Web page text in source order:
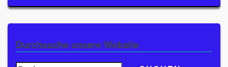
Durchsuche unsere Website